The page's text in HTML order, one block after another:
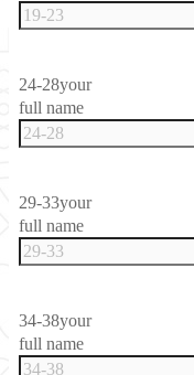
24-28your
full name
29-33your
full name
34-38your
full name